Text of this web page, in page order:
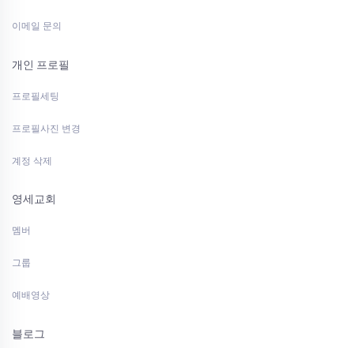
이메일 문의
개인 프로필
프로필세팅
프로필사진 변경
계정 삭제
영세교회
멤버
그룹
예배영상
블로그